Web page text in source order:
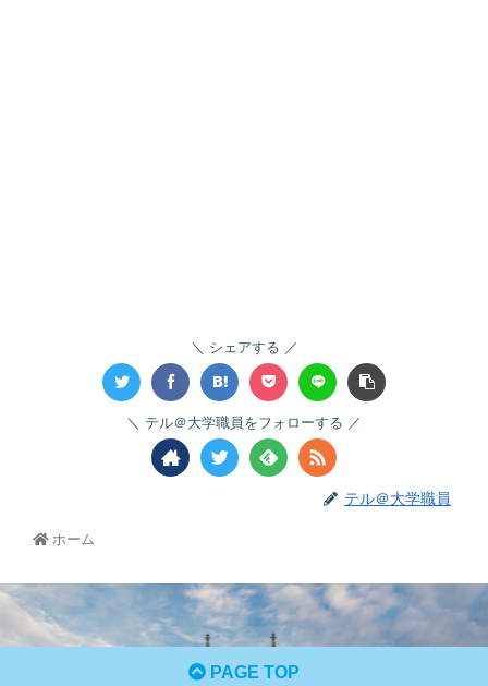
シェアする
テル＠大学職員をフォローする
テル＠大学職員
ホーム
PAGE TOP